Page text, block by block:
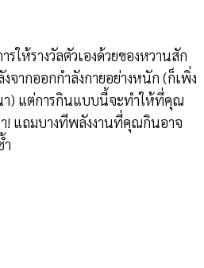
ให้รางวัลตัวเองด้วยของหวานสัก
ากออกกำลังกายอย่างหนัก (ก็เพิ่ง
า) แต่การกินแบบนี้จะทำให้ที่คุณ
! แถมบางทีพลังงานที่คุณกินอาจ